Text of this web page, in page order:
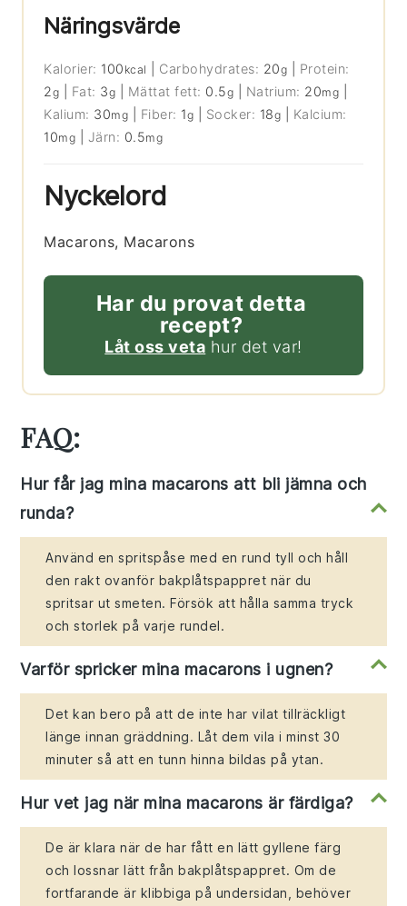
Näringsvärde
Kalorier: 100 kcal Carbohydrates: 20g
Protein:
2g Fat: 3g Mättat fett: 0.5g Natrium: 20mg
Kalium: 30mg Fiber: 1g Socker: 18g
Kalcium:
10mg Järn: 0.5mg
Nyckelord
Macarons, Macarons
Har du provat detta
recept?
Låt oss veta hur det var!
FAQ:
Hur får jag mina macarons att bli jämna och
runda?
Använd en spritspåse med en rund tyll och håll
den rakt ovanför bakplåtspappret när du
spritsar ut smeten. Försök att hålla samma tryck
och storlek på varje rundel.
Varför spricker mina macarons i ugnen?
Det kan bero på att de inte har vilat tillräckligt
länge innan gräddning. Låt dem vila i minst 30
minuter så att en tunn hinna bildas på ytan.
Hur vet jag när mina macarons är färdiga?
De är klara när de har fått en lätt gyllene färg
och lossnar lätt från bakplåtspappret. Om de
fortfarande är klibbiga på undersidan, behöver